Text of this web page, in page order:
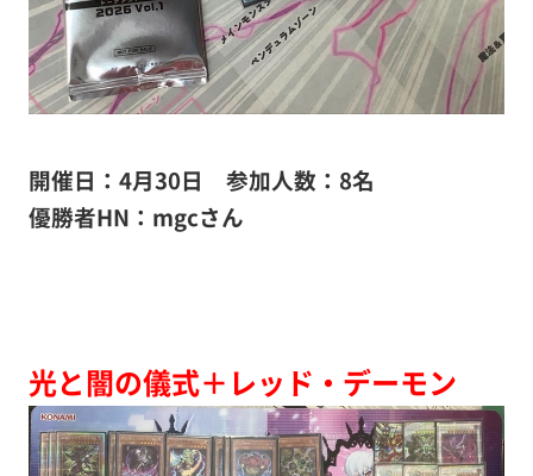
開催日：4月30日 参加人数：8名
優勝者HN：mgcさん
光と闇の儀式＋レッド・デーモン